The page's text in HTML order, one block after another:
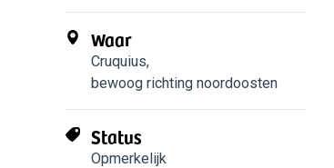
Waar
Cruquius,
bewoog richting noordoosten
Status
Opmerkelijk